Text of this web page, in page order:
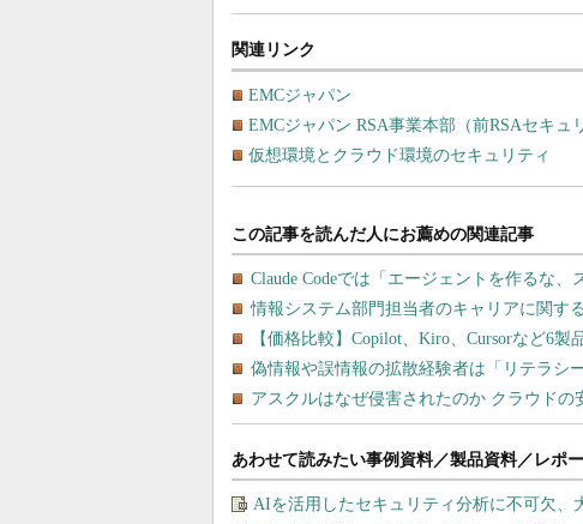
関連リンク
EMCジャパン
EMCジャパン RSA事業本部（前RSAセキュ
仮想環境とクラウド環境のセキュリティ
あわせて読みたい事例資料／製品資料／レポ
AIを活用したセキュリティ分析に不可欠、